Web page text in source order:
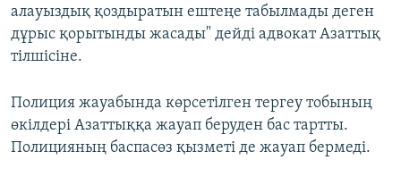
алауыздық қоздыратын ештеңе табылмады деген
дұрыс қорытынды жасады" дейді адвокат Азаттық
тілшісіне.
Полиция жауабында көрсетілген тергеу тобының
өкілдері Азаттыққа жауап беруден бас тартты.
Полицияның баспасөз қызметі де жауап бермеді.